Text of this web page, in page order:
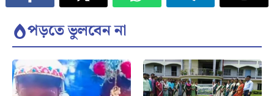
পড়তে ভুলবেন না